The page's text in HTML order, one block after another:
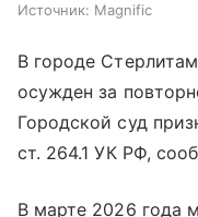
Источник: Magnific
В городе
осужден за
Городской суд
ст. 264.1 УК РФ,
В марте 2026 года